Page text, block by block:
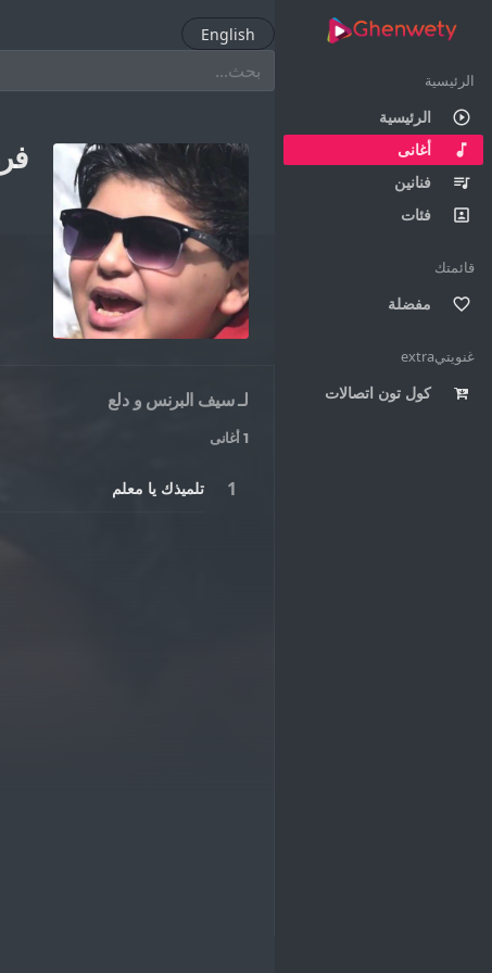
الرئيسية
play_circle_outline
الرئيسية
music_note أغانى
queue_music فنانين
portrait فئات
قائمتك
favorite_border
مفضلة
غنويتيextra
كول تون اتصالات
English
لـ سيف البرنس و دلع
1 أغانى
تلميذك يا معلم